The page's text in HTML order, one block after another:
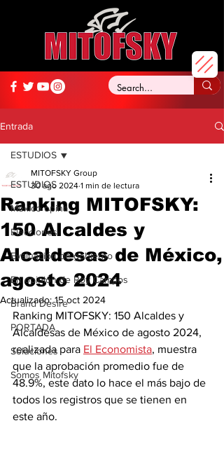
Entrada
ESTUDIOS
México opina
Elecciones
Evaluación de gobierno
En opinión de Roy Campos
Brand Desire
PORTADA
Soluciones
Somos Mitofsky
ESTUDIOS
Ranking MITOFSKY:
150 Alcaldes y
Alcaldesas de México,
agosto 2024
MITOFSKY Group
30 ago 2024 1 min de lectura
Actualizado:15 oct 2024
Ranking MITOFSKY: 150 Alcaldes y
Alcaldesas de México de agosto 2024,
realizada para El Economista, muestra
que la aprobación promedio fue de
48.9%, este dato lo hace el más bajo de
todos los registros que se tienen en
este año.